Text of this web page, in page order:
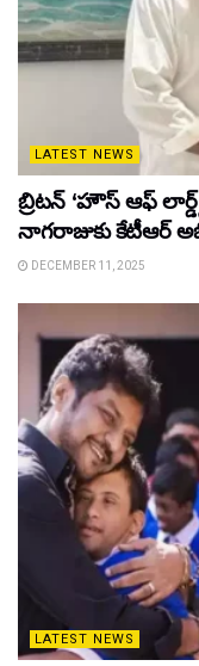
LATEST NEWS
బ్రిటన్ ‘హౌస్ ఆఫ్
నాగరాజుకు కేటీఆర్
DECEMBER 11, 2025
LATEST NEWS